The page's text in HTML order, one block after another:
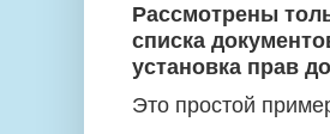
Рассмотрены
списка
установка прав
Это простой